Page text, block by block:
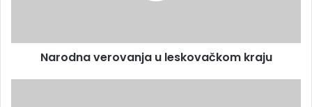
Narodna verovanja u leskovačkom kraju